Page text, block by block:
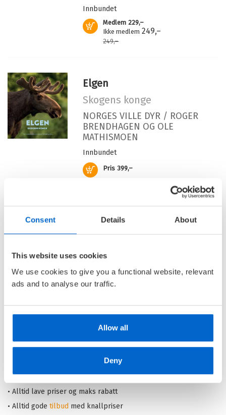
Consent Details About
This website uses cookies
We use cookies to give you a functional website, relevant
ads and to analyse our traffic.
Allow all
Deny
Innbundet
Medlem 229,–
Ikke medlem 249,–
249,–
Kjøp
Elgen
Skogens konge
NORGES VILLE DYR / ROGER
BRENDHAGEN OG OLE
MATHISMOEN
Innbundet
Pris 399,–
Kjøp
BRENDHAGEN
Innbundet
• Best på barnebøker
• Alltid lave priser og maks rabatt
• Alltid gode tilbud med knallpriser